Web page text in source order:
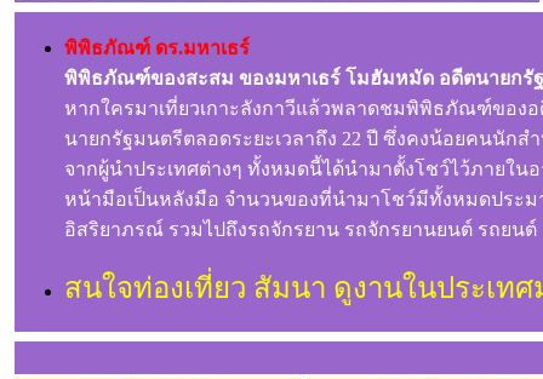
พิพิธภัณฑ์ ดร.มหาเธร์
พิพิธภัณฑ์ของสะสม ของมหาเธร์ โมฮัมหมัด อดีตนายกรัฐ
หากใครมาเที่ยวเกาะลังกาวีแล้วพลาดชมพิพิธภัณฑ์ของอ
นายกรัฐมนตรีตลอดระยะเวลาถึง 22 ปี ซึ่งคงน้อยคนนัก
จากผู้นำประเทศต่างๆ ทั้งหมดนี้ได้นำมาตั้งโชว์ไว้ภายใ
หน้ามือเป็นหลังมือ จำนวนของที่นำมาโชว์มีทั้งหมดประม
อิสริยาภรณ์ รวมไปถึงรถจักรยาน รถจักรยานยนต์ รถยน
สนใจท่องเที่ยว สัมนา ดูงานในประเทศ